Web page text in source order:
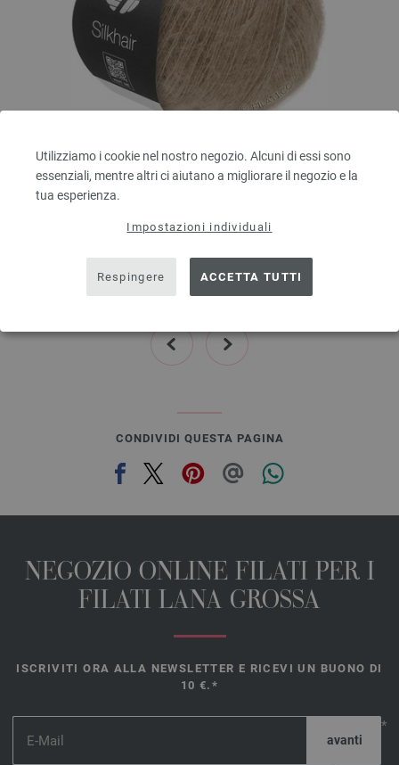
Utilizziamo i cookie nel nostro negozio. Alcuni di essi sono
essenziali, mentre altri ci aiutano a migliorare il negozio e la
tua esperienza.
Impostazioni individuali
Respingere ACCETTA TUTTI
Lana Grossa
SILKHAIR
Quantità in metri: ca. 210 m / 25 g
6,64 € - 8,36 €
7,76 $ - 9,77 $
escl. IVA., più. spese di spedizione, Prezzo di base:265,60 € - 334,40 €
CONDIVIDI QUESTA PAGINA
NEGOZIO ONLINE FILATI PER I
FILATI LANA GROSSA
ISCRIVITI ORA ALLA NEWSLETTER E RICEVI UN BUONO DI
10 €.*
*